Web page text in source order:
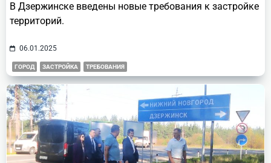
В Дзержинске введены новые требования к застройке
территорий.
06.01.2025
ГОРОД ЗАСТРОЙКА ТРЕБОВАНИЯ